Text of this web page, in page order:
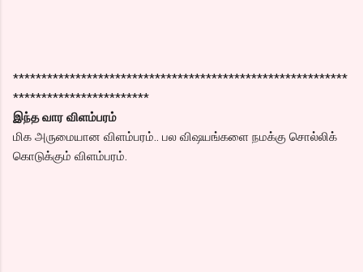
***********************************************************
************************
இந்த வார விளம்பரம்
மிக அருமையான விளம்பரம்.. பல விஷயங்களை நமக்கு சொல்லிக்
கொடுக்கும் விளம்பரம்.